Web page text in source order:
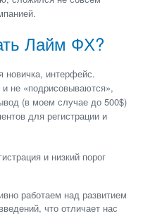
Лайм ФХ?
новичка, интерфейс.
не «подрисовываются»,
(в моем случае до 500$)
для регистрации и
и низкий порог
работаем над развитием
что отличает нас